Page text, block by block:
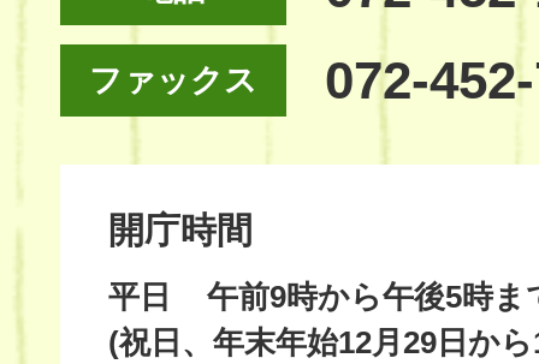
ファックス 072-
開庁時間
平日
午前9時から午後5時ま
(祝日、年末年始12月29日か